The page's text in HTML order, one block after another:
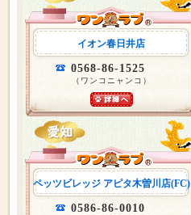
イオン春日井店
0568-86-1525
（ワンコニャンコ）
ペッツビレッジ アピタ木曽川店(FC)
0586-86-0010